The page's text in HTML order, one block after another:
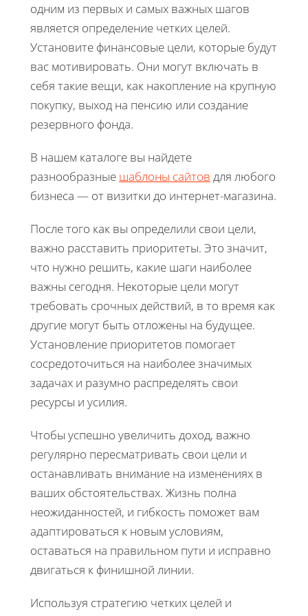
одним из первых и самых важных шагов
является определение четких целей.
Установите финансовые цели, которые будут
вас мотивировать. Они могут включать в
себя такие вещи, как накопление на крупную
покупку, выход на пенсию или создание
резервного фонда.
В нашем каталоге вы найдете
разнообразные шаблоны сайтов для любого
бизнеса — от визитки до интернет-магазина.
После того как вы определили свои цели,
важно расставить приоритеты. Это значит,
что нужно решить, какие шаги наиболее
важны сегодня. Некоторые цели могут
требовать срочных действий, в то время как
другие могут быть отложены на будущее.
Установление приоритетов помогает
сосредоточиться на наиболее значимых
задачах и разумно распределять свои
ресурсы и усилия.
Чтобы успешно увеличить доход, важно
регулярно пересматривать свои цели и
останавливать внимание на изменениях в
ваших обстоятельствах. Жизнь полна
неожиданностей, и гибкость поможет вам
адаптироваться к новым условиям,
оставаться на правильном пути и исправно
двигаться к финишной линии.
Используя стратегию четких целей и